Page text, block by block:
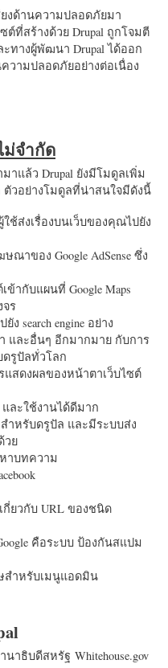
ยงด้านความปลอดภัยมา
ต์ที่สร้างด้วย Drupal ถูกโจมตี
ทางผู้พัฒนา Drupal ได้ออก
วามปลอดภัยอย่างต่อเนื่อง
ม่จำกัด
แล้ว Drupal ยังมีโมดูลเพิ่ม
วอย่างโมดูลที่น่าสนใจมีดังนี้
ช้ส่งเรื่องบนเว็บของคุณไปยัง
ณาของ Google AdSense ซึ่ง
ากับแผนที่ Google Maps
ร
ง search engine อย่าง
และอื่นๆ อีกมากมาย กับการ
รูปัลทั่วโลก
สดงผลของหน้าตาเว็บไซต์
ละใช้งานได้ดีมาก
สำหรับดรูปัล และมีระบบส่ง
วย
าบทความ
ยวกับ URL ของชนิด
คือระบบ ป้องกันสแปม
สำหรับเมนูแอดมิน
าธิบดีสหรัฐ Whitehouse.gov